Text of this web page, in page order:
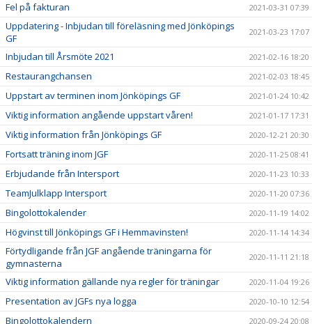
Fel på fakturan 2021-03-31 07:39
Uppdatering - Inbjudan till föreläsning med Jönköpings
GF
2021-03-23 17:07
Inbjudan till Årsmöte 2021 2021-02-16 18:20
Restaurangchansen 2021-02-03 18:45
Uppstart av terminen inom Jönköpings GF 2021-01-24 10:42
Viktig information angående uppstart våren! 2021-01-17 17:31
Viktig information från Jönköpings GF 2020-12-21 20:30
Fortsatt träning inom JGF 2020-11-25 08:41
Erbjudande från Intersport 2020-11-23 10:33
TeamJulklapp Intersport 2020-11-20 07:36
Bingolottokalender 2020-11-19 14:02
Högvinst till Jönköpings GF i Hemmavinsten! 2020-11-14 14:34
Förtydligande från JGF angående träningarna för
gymnasterna
2020-11-11 21:18
Viktig information gällande nya regler för träningar 2020-11-04 19:26
Presentation av JGFs nya logga 2020-10-10 12:54
Bingolottokalendern 2020-09-24 20:08